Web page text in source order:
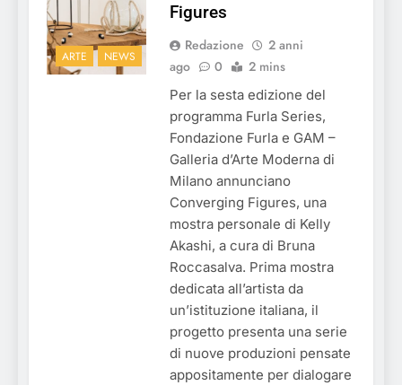
ARTE NEWS
Figures
Redazione
2 anni
ago
0 2 mins
Per la sesta edizione del
programma Furla Series,
Fondazione Furla e GAM –
Galleria d’Arte Moderna di
Milano annunciano
Converging Figures, una
mostra personale di Kelly
Akashi, a cura di Bruna
Roccasalva. Prima mostra
dedicata all’artista da
un’istituzione italiana, il
progetto presenta una serie
di nuove produzioni pensate
appositamente per dialogare